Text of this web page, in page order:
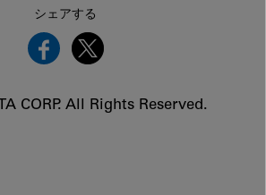
シェアする
CORP. All Rights Reserved.